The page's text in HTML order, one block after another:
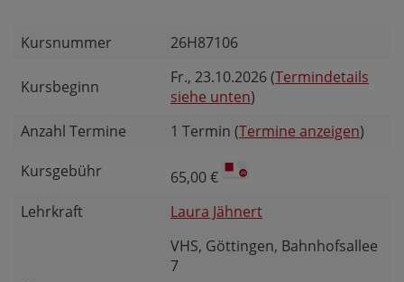
Kursnummer 26H87106
Kursbeginn Fr., 23.10.2026 (Termindetails
siehe unten)
Anzahl Termine
1 Termin (Termine anzeigen)
Kursgebühr
65,00 €
Lehrkraft
Laura Jähnert
VHS, Göttingen, Bahnhofsallee
7